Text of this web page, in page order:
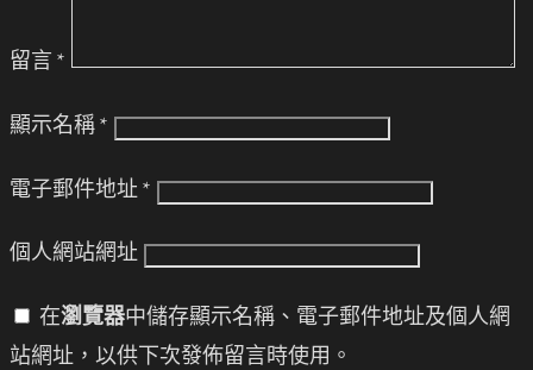
留言 *
顯示名稱 *
電子郵件地址 *
個人網站網址
在瀏覽器中儲存顯示名稱、電子郵件地址及個人網
站網址，以供下次發佈留言時使用。